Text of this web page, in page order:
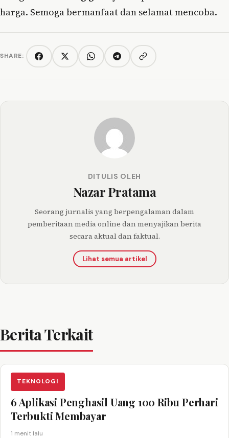
harga. Semoga bermanfaat dan selamat mencoba.
SHARE: FacebookTwitter/XWhatsAppTelegramCopy link
DITULIS OLEH
Nazar Pratama
Seorang jurnalis yang berpengalaman dalam
pemberitaan media online dan menyajikan berita
secara aktual dan faktual.
Lihat semua artikel
Berita Terkait
TEKNOLOGI
6 Aplikasi Penghasil Uang 100 Ribu Perhari
Terbukti Membayar
1 menit lalu